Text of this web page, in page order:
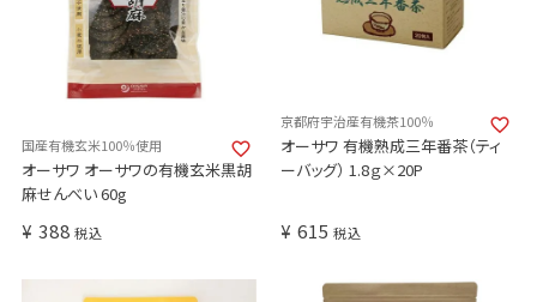
国産有機玄米100％使用
オーサワ オーサワの有機玄米黒胡
麻せんべい 60g
¥ 388 税込
京都府宇治産有機茶100％
オーサワ 有機熟成三年番茶（ティ
ーバッグ） 1.8ｇ×20P
¥ 615 税込